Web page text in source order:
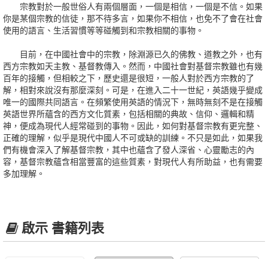
宗教對於一般世俗人有兩個層面，一個是相信，一個是不信。如果
你是某個宗教的信徒，那不待多言，如果你不相信，也免不了會在社會
使用的語言、生活習慣等等碰觸到和宗教相關的事物。
目前，在中國社會中的宗教，除淵源已久的佛教、道教之外，也有
西方宗教如天主教、基督教傳入。然而，中國社會對基督宗教雖也有幾
百年的接觸，但相較之下，歷史還是很短，一般人對於西方宗教的了
解，相對來說沒有那麼深刻。可是，在進入二十一世紀，英語幾乎變成
唯一的國際共同語言。在頻繁使用英語的情況下，無時無刻不是在接觸
英語世界所蘊含的西方文化質素，包括相關的典故、信仰、邏輯和精
神，便成為現代人經常碰到的事物。因此，如何對基督宗教有更完整、
正確的理解，似乎是現代中國人不可或缺的訓練。不只是如此，如果我
們有機會深入了解基督宗教，其中也蘊含了發人深省、心靈勵志的內
容，基督宗教蘊含相當豐富的這些質素，對現代人有所助益，也有需要
多加理解。
啟示 書籍列表